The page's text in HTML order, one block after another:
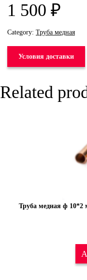
1 500 ₽
Category: Труба медная
Условия доставки
Related
Труба медная ф